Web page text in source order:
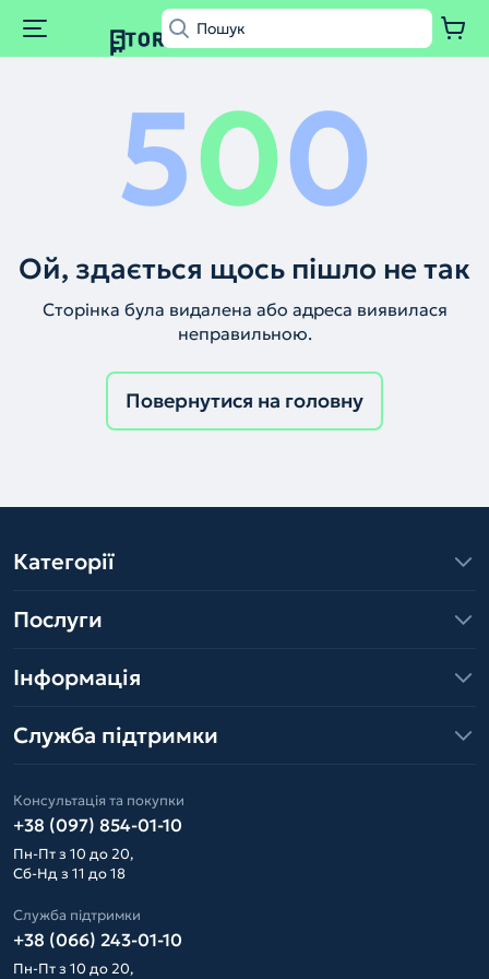
500
Ой, здається щось пішло не так
Сторінка була видалена або адреса виявилася
неправильною.
Повернутися на головну
Категорії
Послуги
Інформація
Служба підтримки
Консультація та покупки
+38 (097) 854-01-10
Пн-Пт з 10 до 20,
Сб-Нд з 11 до 18
Служба підтримки
+38 (066) 243-01-10
Пн-Пт з 10 до 20,